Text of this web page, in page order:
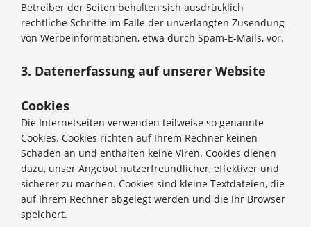
Betreiber der Seiten behalten sich ausdrücklich
rechtliche Schritte im Falle der unverlangten Zusendung
von Werbeinformationen, etwa durch Spam-E-Mails, vor.
3. Datenerfassung auf unserer Website
Cookies
Die Internetseiten verwenden teilweise so genannte
Cookies. Cookies richten auf Ihrem Rechner keinen
Schaden an und enthalten keine Viren. Cookies dienen
dazu, unser Angebot nutzerfreundlicher, effektiver und
sicherer zu machen. Cookies sind kleine Textdateien, die
auf Ihrem Rechner abgelegt werden und die Ihr Browser
speichert.